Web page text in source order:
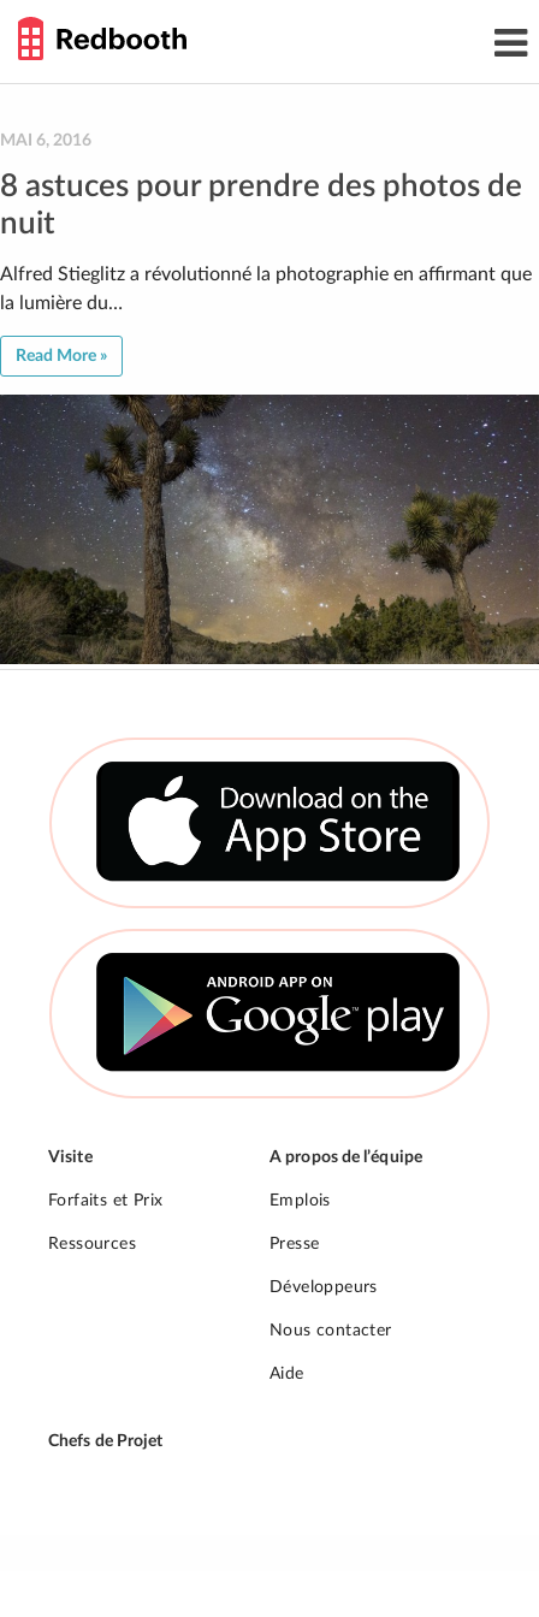
content
GUIDE
MAI 6, 2016
8 astuces pour prendre des photos de
nuit
Alfred Stieglitz a révolutionné la photographie en affirmant que
la lumière du…
Read More »
Visite
Forfaits et Prix
Ressources
A propos de l’équipe
Emplois
Presse
Développeurs
Nous contacter
Aide
Chefs de Projet